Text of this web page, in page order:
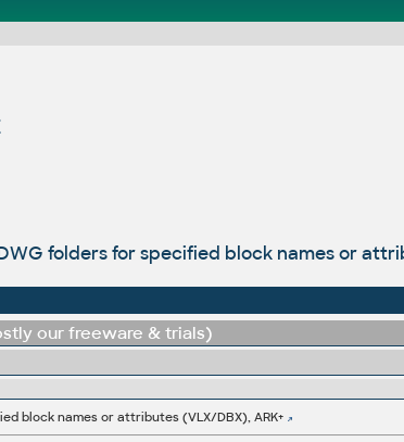
folders for specified block names or
our freeware & trials)
block names or attributes (VLX/DBX), ARK+